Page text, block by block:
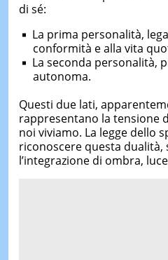
di sé:
La prima personalità,
conformità e alla vita
La seconda personalità,
autonoma.
Questi due lati,
rappresentano la tensione
noi viviamo. La legge dello
riconoscere questa dualità,
l’integrazione di ombra,